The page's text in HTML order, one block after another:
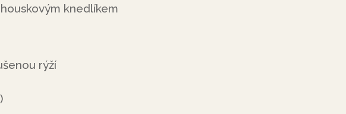
knedlíkem
rýží